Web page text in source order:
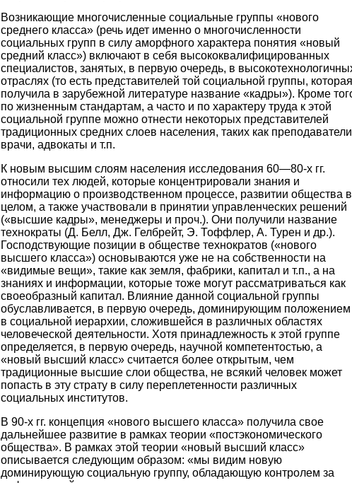
Возникающие многочисленные социальные группы «нового
среднего класса» (речь идет именно о многочисленности
социальных групп в силу аморфного характера понятия «новый
средний класс») включают в себя высококвалифицированных
специалистов, занятых, в первую очередь, в
отраслях (то есть представителей той социальной группы, которая
получила в зарубежной литературе название «кадры»). Кроме
по жизненным стандартам, а часто и по характеру труда к этой
социальной группе можно отнести некоторых представителей
традиционных средних слоев населения, таких как
врачи, адвокаты и т.п.
К новым высшим слоям населения исследования 60—80-х гг.
относили тех людей, которые концентрировали знания и
информацию о производственном процессе, развитии общества в
целом, а также участвовали в принятии управленческих решений
(«высшие кадры», менеджеры и проч.). Они получили название
технократы (Д. Белл, Дж. Гелбрейт, Э. Тоффлер, А. Турен и др.).
Господствующие позиции в обществе технократов («нового
высшего класса») основываются уже не на собственности на
«видимые вещи», такие как земля, фабрики, капитал и т.п., а на
знаниях и информации, которые тоже могут рассматриваться как
своеобразный капитал. Влияние данной социальной группы
обуславливается, в первую очередь, доминирующим положением
в социальной иерархии, сложившейся в различных областях
человеческой деятельности. Хотя принадлежность к этой группе
определяется, в первую очередь, научной компетентостью, а
«новый высший класс» считается более открытым, чем
традиционные высшие слои общества, не всякий человек может
попасть в эту страту в силу переплетенности различных
социальных институтов.
В 90-х гг. концепция «нового высшего класса» получила свое
дальнейшее развитие в рамках теории «постэкономического
общества». В рамках этой теории «новый высший класс»
описывается следующим образом: «мы видим новую
доминирующую социальную группу, обладающую контролем за